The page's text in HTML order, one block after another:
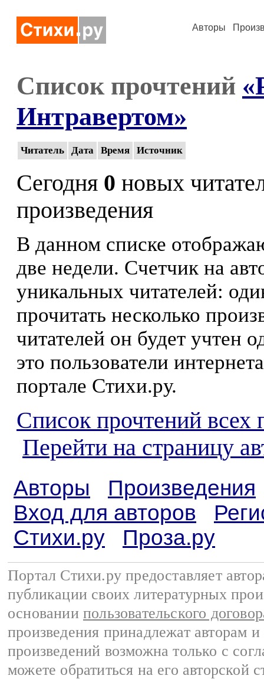
Авторы
Список прочтений
Интравертом»
Читатель Дата Время Источник
Сегодня 0 новых
произведения
В данном списке
две недели. Счетчик на
уникальных читателей:
прочитать несколько
читателей он будет учтен
это пользователи
портале Стихи.ру.
Список прочтений всех
Перейти на страницу
Авторы
Произведения
Вход для авторов
Стихи.ру
Проза.ру
Портал Стихи.ру предоставляет
публикации своих литературных
основании пользовательского
произведения принадлежат авторам
произведений возможна только с
можете обратиться на его авторской